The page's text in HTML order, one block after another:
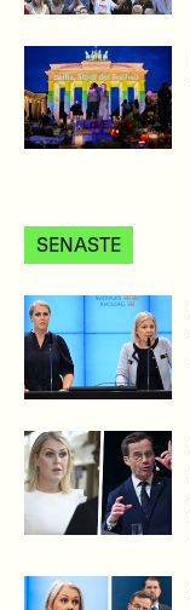
SENASTE